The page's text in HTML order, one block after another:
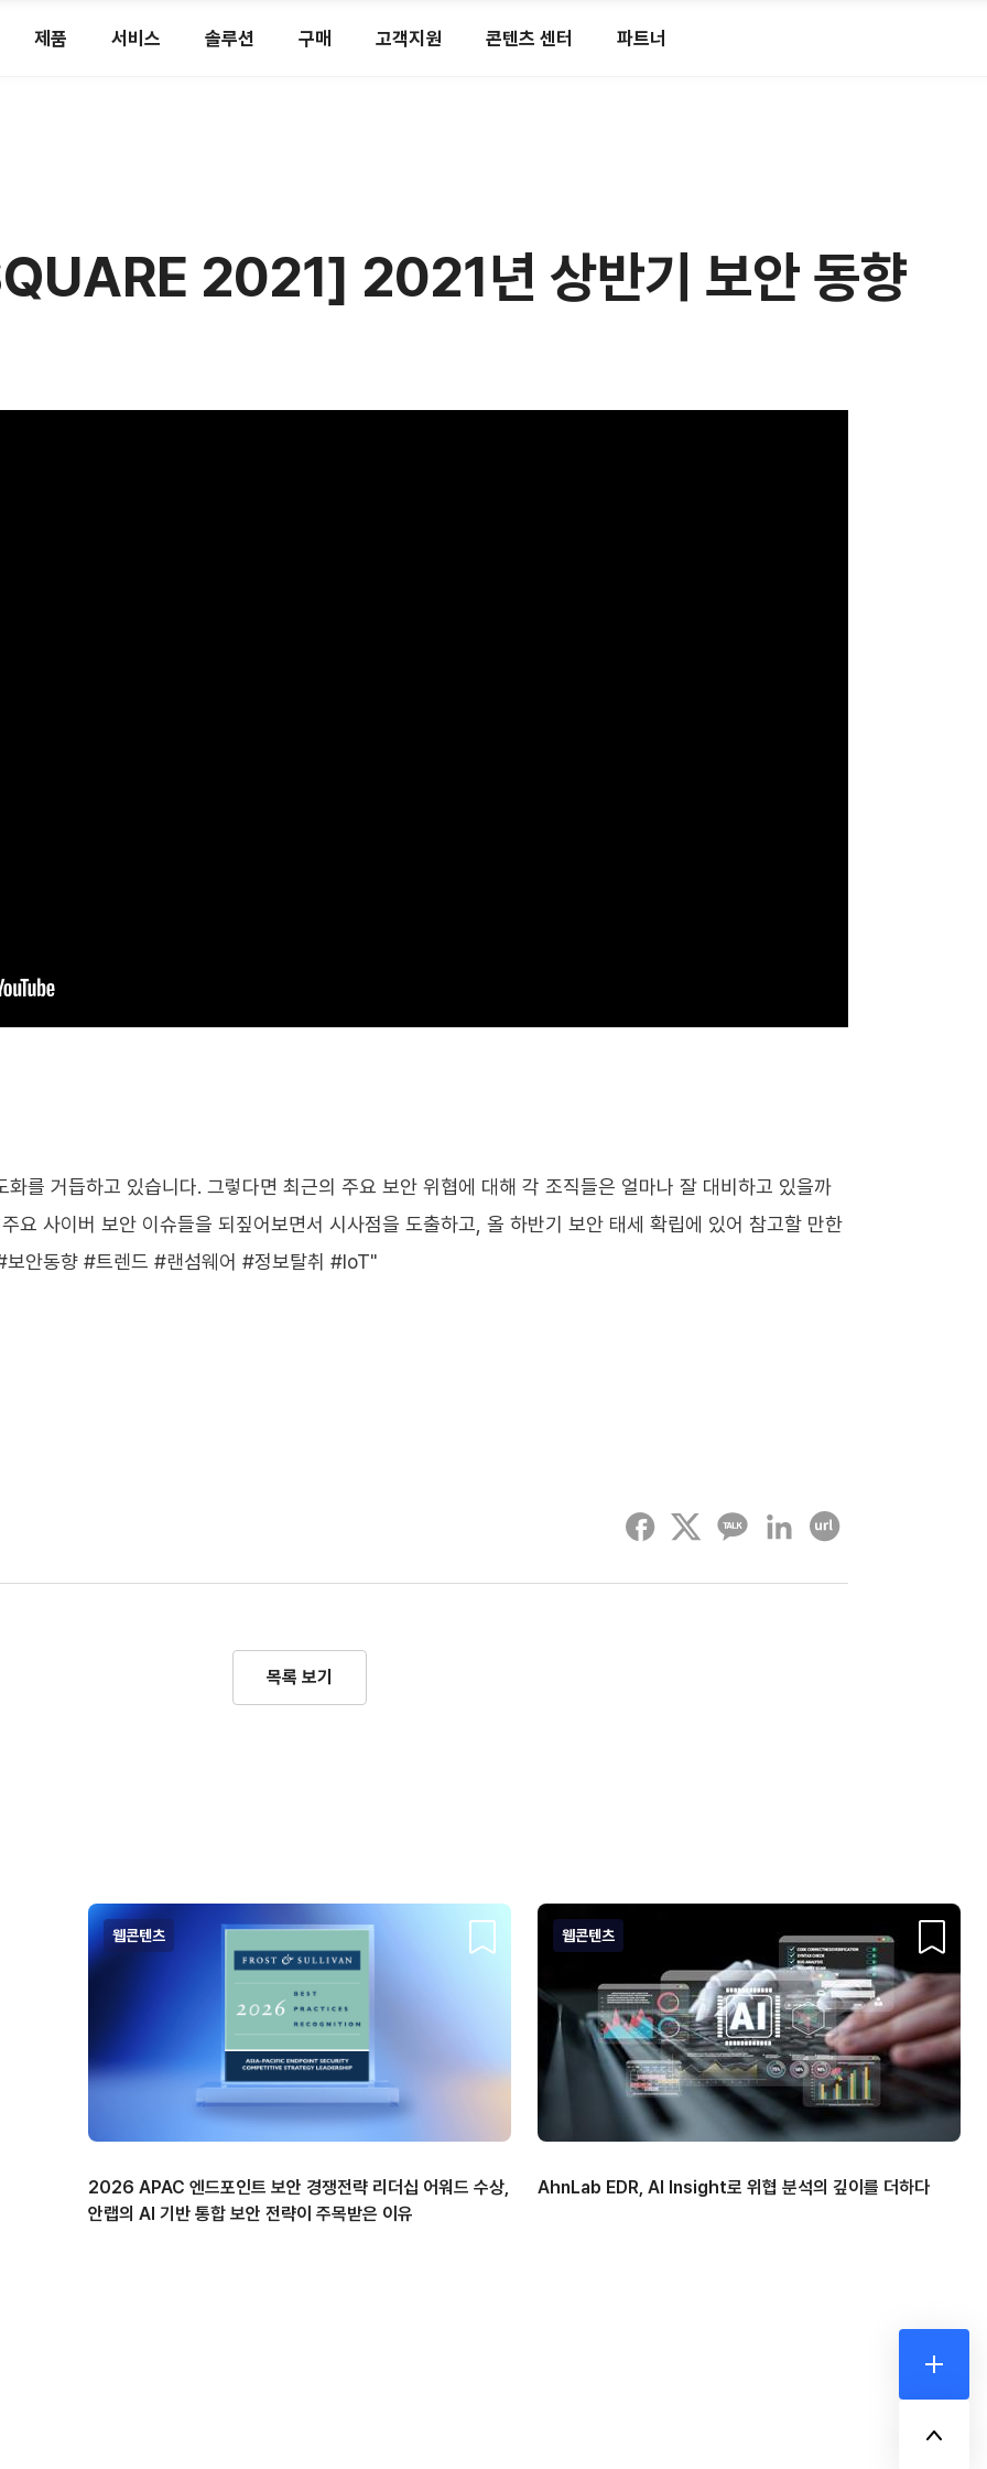
제품 서비스 솔루션 구매 고객지원 콘텐츠 센터 파트너
더보기
위로
2021] 2021년 상반기 보안 동향
화를 거듭하고 있습니다. 그렇다면 최근의 주요 보안 위협에 대해 각 조직들은 얼마나 잘 대비하고 있을까
요 사이버 보안 이슈들을 되짚어보면서 시사점을 도출하고, 올 하반기 보안 태세 확립에 있어 참고할 만한
보안동향 #트렌드 #랜섬웨어 #정보탈취 #IoT"
페이스북 트위터 카카오톡 링크드인 URL 복사하기
목록 보기
웹콘텐츠
2026 APAC 엔드포인트 보안 경쟁전략 리더십 어워드 수상,
안랩의 AI 기반 통합 보안 전략이 주목받은 이유
웹콘텐츠
AhnLab EDR, AI Insight로 위협 분석의 깊이를 더하다